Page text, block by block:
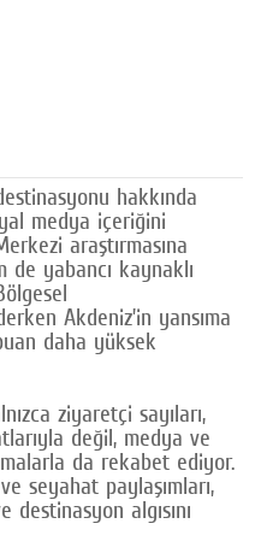
hakkında
medya içeriğini
araştırmasına
yabancı kaynaklı
Akdeniz’in yansıma
daha yüksek
ziyaretçi sayıları,
değil, medya ve
da rekabet ediyor.
seyahat paylaşımları,
algısını